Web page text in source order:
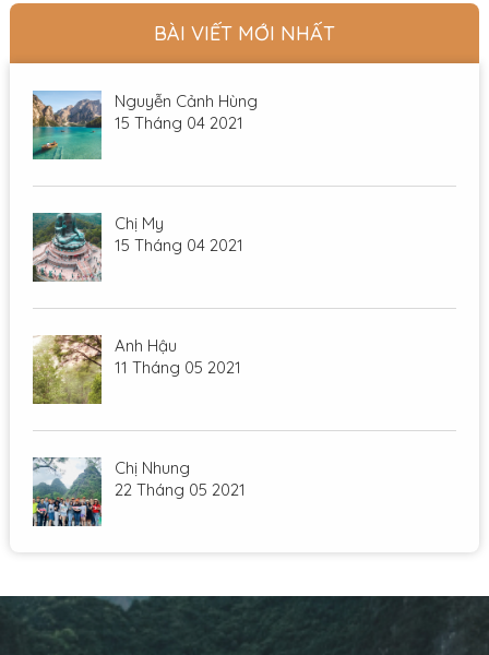
BÀI VIẾT MỚI NHẤT
Nguyễn Cảnh Hùng
15 Tháng 04 2021
Chị My
15 Tháng 04 2021
Anh Hậu
11 Tháng 05 2021
Chị Nhung
22 Tháng 05 2021